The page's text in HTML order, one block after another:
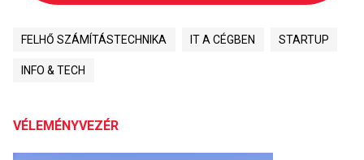
FELHŐ SZÁMÍTÁSTECHNIKA IT A CÉGBEN STARTUP
INFO & TECH
VÉLEMÉNYVEZÉR